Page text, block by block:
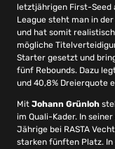
letztjährigen First-Seed
League steht man in
und hat somit
mögliche
Starter gesetzt und
fünf Rebounds. Dazu
und 40,8% Dreierquote
Mit Johann Grünloh
im Quali-Kader. In
Jährige bei RASTA
starken fünften Platz.